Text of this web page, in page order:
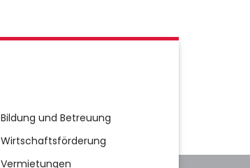
Bildung und Betreuung
Wirtschaftsförderung
Vermietungen